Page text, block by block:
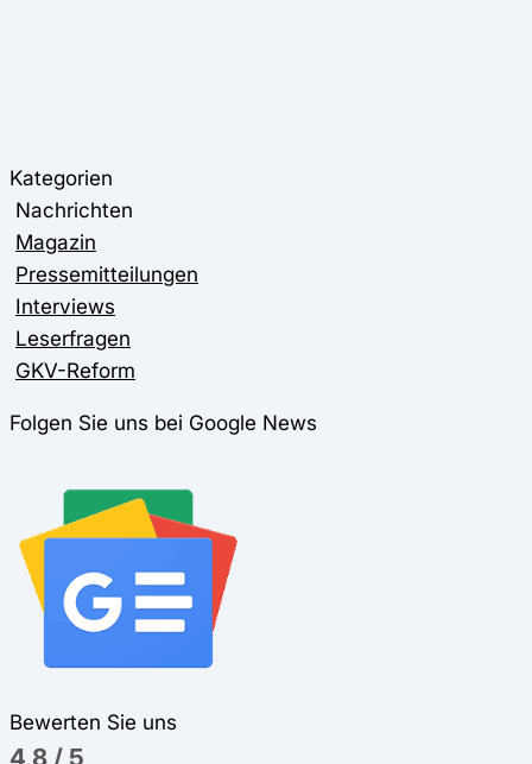
Kategorien
Nachrichten
Magazin
Pressemitteilungen
Interviews
Leserfragen
GKV-Reform
Folgen Sie uns bei Google News
Bewerten Sie uns
4,8 / 5